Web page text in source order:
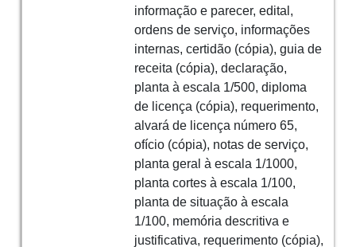
informação e parecer, edital,
ordens de serviço, informações
internas, certidão (cópia), guia de
receita (cópia), declaração,
planta à escala 1/500, diploma
de licença (cópia), requerimento,
alvará de licença número 65,
ofício (cópia), notas de serviço,
planta geral à escala 1/1000,
planta cortes à escala 1/100,
planta de situação à escala
1/100, memória descritiva e
justificativa, requerimento (cópia),